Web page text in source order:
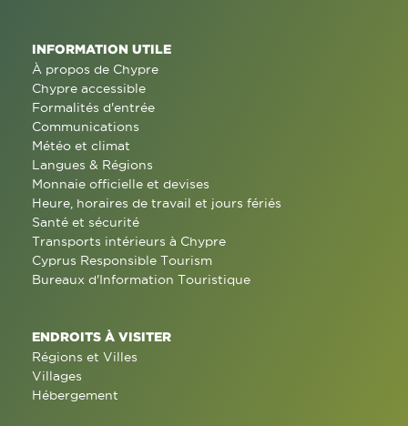
INFORMATION UTILE
À propos de Chypre
Chypre accessible
Formalités d'entrée
Communications
Météo et climat
Langues & Régions
Monnaie officielle et devises
Heure, horaires de travail et jours fériés
Santé et sécurité
Transports intérieurs à Chypre
Cyprus Responsible Tourism
Bureaux d'Information Touristique
ENDROITS À VISITER
Régions et Villes
Villages
Hébergement